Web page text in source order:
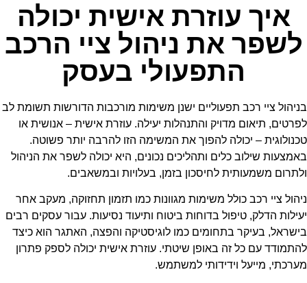
איך עוזרת אישית יכולה
לשפר את ניהול ציי הרכב
התפעולי בעסק
בניהול ציי רכב תפעוליים ישנן משימות מורכבות הדורשות תשומת לב
לפרטים, תיאום מדויק והתנהלות יעילה. עוזרת אישית – אנושית או
טכנולוגית – יכולה להפוך את המשימה הזו להרבה יותר פשוטה.
באמצעות שילוב כלים ותהליכים נכונים, היא יכולה לשפר את הניהול
ולתרום משמעותית לחיסכון בזמן, בעלויות ובמשאבים.
ניהול ציי רכב כולל משימות מגוונות כמו תזמון תחזוקה, מעקב אחר
יעילות הדלק, טיפול בדוחות ביטוח ותיעוד נסיעות. עבור עסקים רבים
בישראל, בעיקר בתחומים כמו לוגיסטיקה והפצה, האתגר הוא כיצד
להתמודד עם כל זה באופן שיטתי. עוזרת אישית יכולה לספק פתרון
מערכתי, מייעל וידידותי למשתמש.